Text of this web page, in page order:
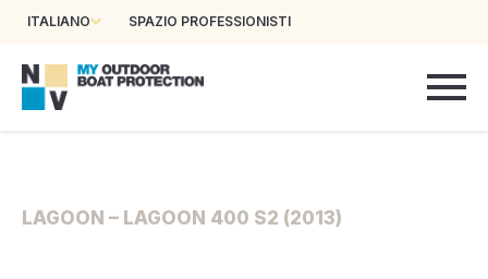
ITALIANO SPAZIO PROFESSIONISTI
LAGOON – LAGOON 400 S2 (2013)